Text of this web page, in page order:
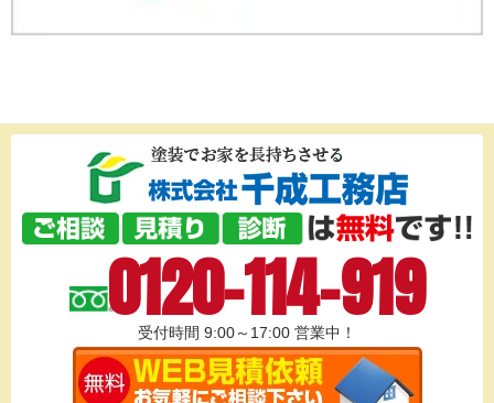
0120-114-919
受付時間 9:00～17:00 営業中！